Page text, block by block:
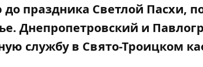
праздника Светлой Пасхи,
Днепропетровский и
службу в Свято-Троицком